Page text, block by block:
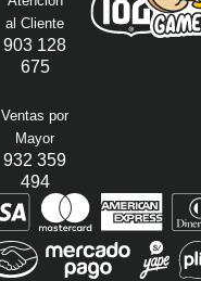
al Cliente
903 128
675
Ventas por
Mayor
932 359
494